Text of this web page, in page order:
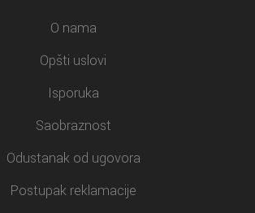
O nama
Opšti uslovi
Isporuka
Saobraznost
Odustanak od ugovora
Postupak reklamacije